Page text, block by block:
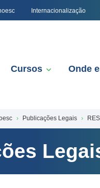
Internacionalização
Cursos Onde
Publicações Legais